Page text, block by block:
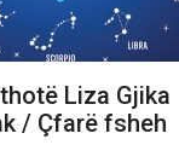
Liza Gjika
/ Çfarë fsheh